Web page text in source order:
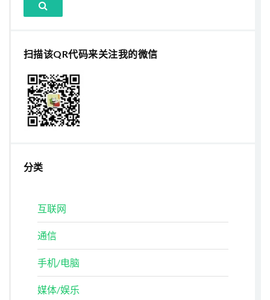
扫描该QR代码来关注我的微信
分类
互联网
通信
手机/电脑
媒体/娱乐